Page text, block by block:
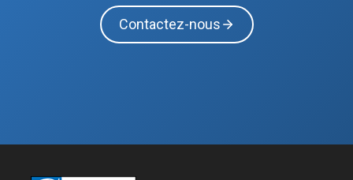
Contactez-nous